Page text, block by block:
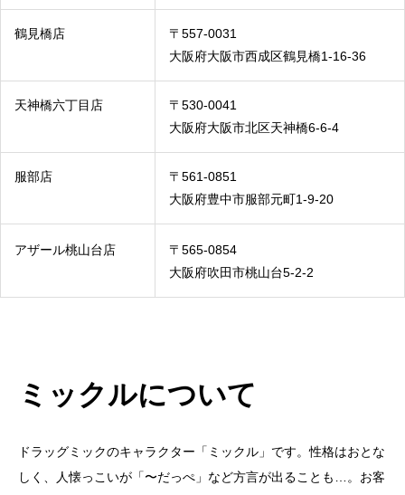
鶴見橋店
〒557-0031
大阪府大阪市西成区鶴見橋1-16-36
天神橋六丁目店
〒530-0041
大阪府大阪市北区天神橋6-6-4
服部店
〒561-0851
大阪府豊中市服部元町1-9-20
アザール桃山台店
〒565-0854
大阪府吹田市桃山台5-2-2
ミックルについて
ドラッグミックのキャラクター「ミックル」です。性格はおとな
しく、人懐っこいが「〜だっぺ」など方言が出ることも…。お客